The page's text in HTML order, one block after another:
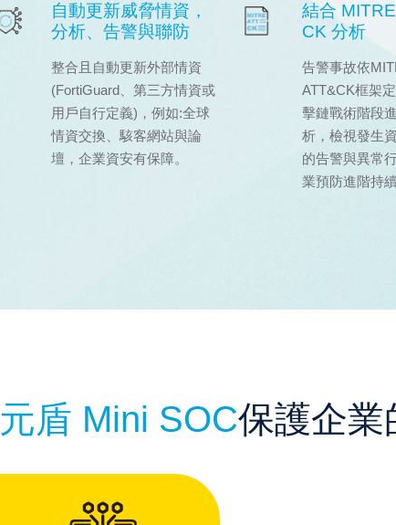
自動更新威脅情資，
分析、告警與聯防
整合且自動更新外部情資
(FortiGuard、第三方情資或
用戶自行定義)，例如:全球
情資交換、駭客網站與論
壇，企業資安有保障。
結合
CK 分析
告警事故依
ATT&CK框架
擊鏈戰術階段
析，檢視發生
的告警與異常
業預防進階持
元盾 Mini SOC保護企業